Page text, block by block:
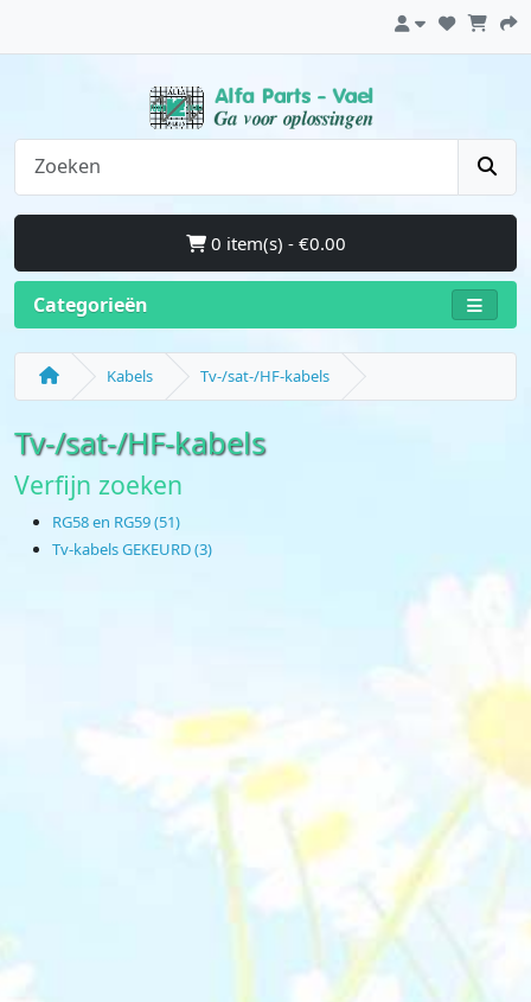
0 item(s) - €0.00
Categorieën
Kabels Tv-/sat-/HF-kabels
Tv-/sat-/HF-kabels
Verfijn zoeken
RG58 en RG59 (51)
Tv-kabels GEKEURD (3)